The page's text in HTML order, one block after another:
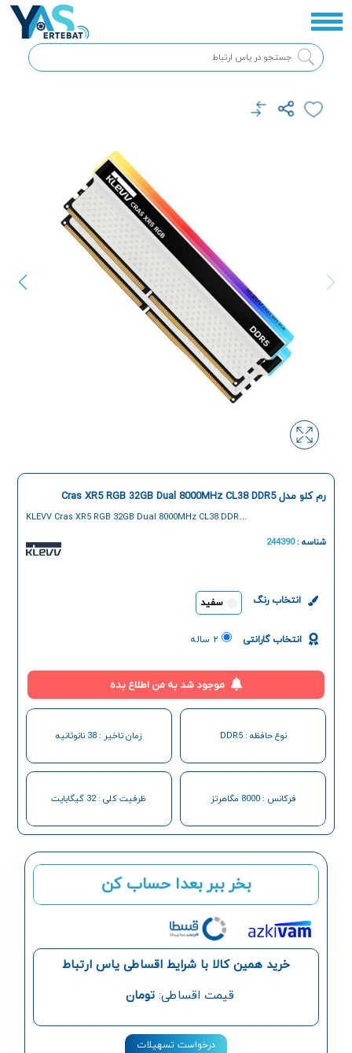
بخر ببر بعدا حساب کن
خرید همین کالا با شرایط اقساطی یاس ارتباط
قیمت اقساطی: تومان
درخواست تسهیلات
رم کلو مدل Cras XR5 RGB 32GB Dual 8000MHz CL38 DDR5
KLEVV Cras XR5 RGB 32GB Dual 8000MHz CL38 DDR5
شناسه :244390
انتخاب رنگ سفید
انتخاب گارانتی ۲ ساله
موجود شد به من اطلاع بده
نوع حافظه : DDR5 زمان تاخیر : 38 نانوثانیه
فرکانس : 8000 مگاهرتز ظرفیت کلی : 32 گیگابایت